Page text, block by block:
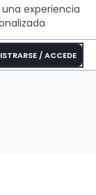
una experiencia
/ ACCEDE